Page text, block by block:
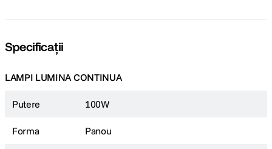
Specificații
LAMPI LUMINA CONTINUA
Putere 100W
Forma Panou